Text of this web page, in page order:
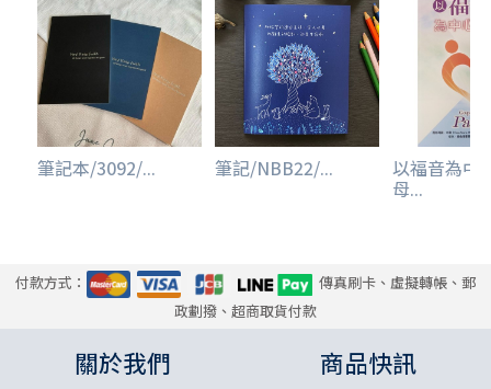
筆記本/3092/... 筆記/NBB22/... 以福音為中
母...
付款方式：
傳真刷卡、虛擬轉帳、郵
政劃撥、超商取貨付款
關於我們 商品快訊